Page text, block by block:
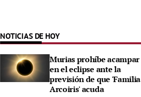
NOTICIAS DE HOY
Murias prohíbe acampar
en el eclipse ante la
previsión de que 'Familia
Arcoiris' acuda